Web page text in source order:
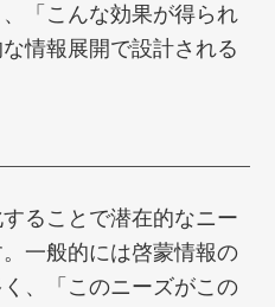
「こんな効果が得られ
情報展開で設計される
ることで潜在的なニー
一般的には啓蒙情報の
、「このニーズがこの